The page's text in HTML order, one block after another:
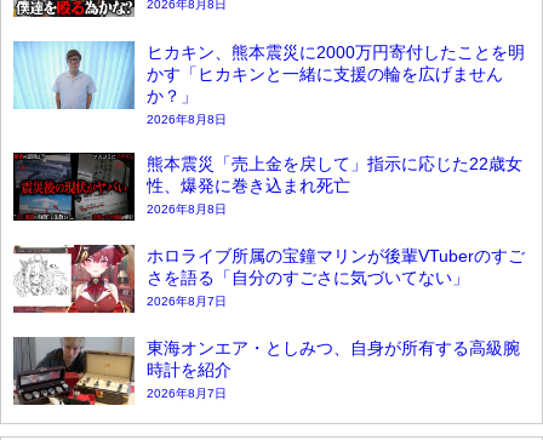
2026年8月8日
ヒカキン、熊本震災に2000万円寄付したことを明
かす「ヒカキンと一緒に支援の輪を広げません
か？」
2026年8月8日
熊本震災「売上金を戻して」指示に応じた22歳女
性、爆発に巻き込まれ死亡
2026年8月8日
ホロライブ所属の宝鐘マリンが後輩VTuberのすご
さを語る「自分のすごさに気づいてない」
2026年8月7日
東海オンエア・としみつ、自身が所有する高級腕
時計を紹介
2026年8月7日